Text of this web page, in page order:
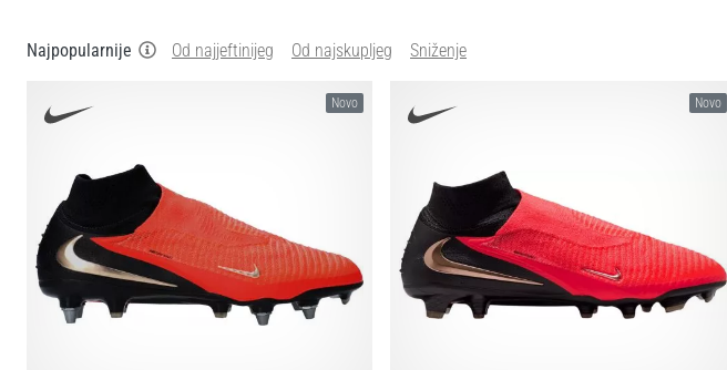
Najpopularnije Od najjeftinijeg Od najskupljeg Sniženje
Novo Novo